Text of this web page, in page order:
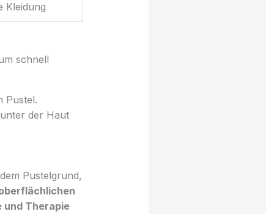
Kleidung
schnell
Pustel.
der Haut
Pustelgrund,
und Therapie